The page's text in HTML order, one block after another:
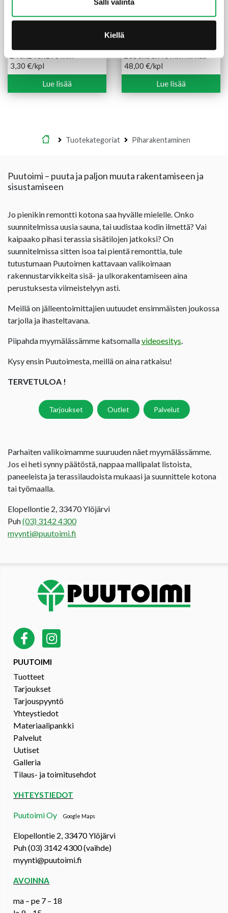
Kiellä
240x240x190 mm
3,30 €/kpl
Lue lisää
2050x50x43 mm kirkas
48,00 €/kpl
Lue lisää
Etusivu
Tuotekategoriat Piharakentaminen
Puutoimi – puuta ja paljon muuta rakentamiseen ja
sisustamiseen
Jo pienikin remontti kotona saa hyvälle mielelle. Onko
suunnitelmissa uusia sauna, tai uudistaa kodin ilmettä? Vai
kaipaako pihasi terassia sisätilojen jatkoksi? On
suunnitelmissa sitten isoa tai pientä remonttia, tule
tutustumaan Puutoimen kattavaan valikoimaan
rakennustarvikkeita sisä- ja ulkorakentamiseen aina
perustuksesta viimeistelyyn asti.
Meillä on jälleentoimittajien uutuudet ensimmäisten joukossa
tarjolla ja ihasteltavana.
Piipahda myymälässämme katsomallavideoesitys.
Kysy ensin Puutoimesta, meillä on aina ratkaisu!
TERVETULOA !
Tarjoukset Outlet Palvelut
Parhaiten valikoimamme suuruuden näet myymälässämme.
Jos ei heti synny päätöstä, nappaa mallipalat listoista,
paneeleista ja terassilaudoista mukaasi ja suunnittele kotona
tai työmaalla.
Elopellontie 2, 33470 Ylöjärvi
Puh(03) 3142 4300
myynti@puutoimi.fi
PUUTOIMI
Tuotteet
Tarjoukset
Tarjouspyyntö
Yhteystiedot
Materiaalipankki
Palvelut
Uutiset
Galleria
Tilaus- ja toimitusehdot
YHTEYSTIEDOT
Puutoimi OyGoogle Maps
Elopellontie 2, 33470 Ylöjärvi
Puh (03) 3142 4300 (vaihde)
myynti@puutoimi.fi
AVOINNA
ma – pe 7 – 18